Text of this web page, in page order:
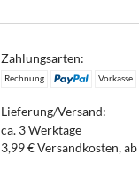
Zahlungsarten:
Rechnung Vorkasse
Lieferung/Versand:
ca. 3 Werktage
3,99 € Versandkosten,